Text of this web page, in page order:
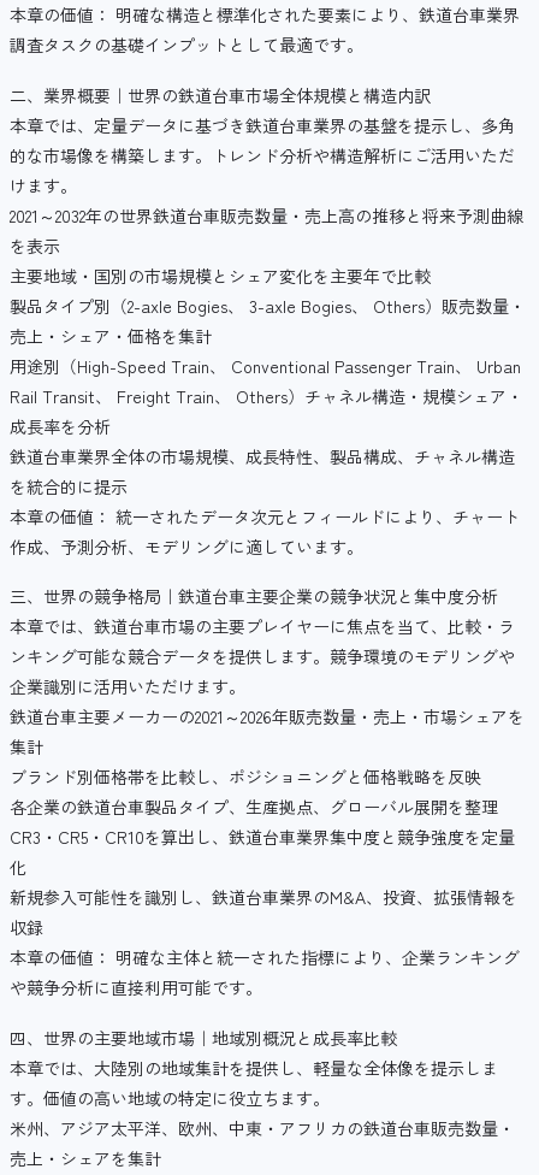
本章の価値： 明確な構造と標準化された要素により、鉄道台車業界
調査タスクの基礎インプットとして最適です。
二、業界概要｜世界の鉄道台車市場全体規模と構造内訳
本章では、定量データに基づき鉄道台車業界の基盤を提示し、多角
的な市場像を構築します。トレンド分析や構造解析にご活用いただ
けます。
2021～2032年の世界鉄道台車販売数量・売上高の推移と将来予測曲線
を表示
主要地域・国別の市場規模とシェア変化を主要年で比較
製品タイプ別（2-axle Bogies、 3-axle Bogies、 Others）販売数量・
売上・シェア・価格を集計
用途別（High-Speed Train、 Conventional Passenger Train、 Urban
Rail Transit、 Freight Train、 Others）チャネル構造・規模シェア・
成長率を分析
鉄道台車業界全体の市場規模、成長特性、製品構成、チャネル構造
を統合的に提示
本章の価値： 統一されたデータ次元とフィールドにより、チャート
作成、予測分析、モデリングに適しています。
三、世界の競争格局｜鉄道台車主要企業の競争状況と集中度分析
本章では、鉄道台車市場の主要プレイヤーに焦点を当て、比較・ラ
ンキング可能な競合データを提供します。競争環境のモデリングや
企業識別に活用いただけます。
鉄道台車主要メーカーの2021～2026年販売数量・売上・市場シェアを
集計
ブランド別価格帯を比較し、ポジショニングと価格戦略を反映
各企業の鉄道台車製品タイプ、生産拠点、グローバル展開を整理
CR3・CR5・CR10を算出し、鉄道台車業界集中度と競争強度を定量
化
新規参入可能性を識別し、鉄道台車業界のM&A、投資、拡張情報を
収録
本章の価値： 明確な主体と統一された指標により、企業ランキング
や競争分析に直接利用可能です。
四、世界の主要地域市場｜地域別概況と成長率比較
本章では、大陸別の地域集計を提供し、軽量な全体像を提示しま
す。価値の高い地域の特定に役立ちます。
米州、アジア太平洋、欧州、中東・アフリカの鉄道台車販売数量・
売上・シェアを集計